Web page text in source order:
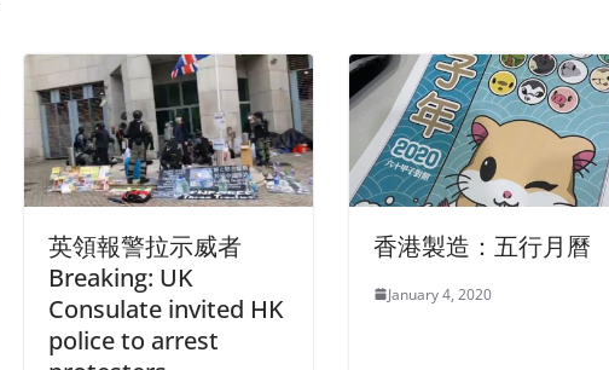
英領報警拉示威者
Breaking: UK
Consulate invited HK
police to arrest
香港製造：五行月曆
January 4, 2020